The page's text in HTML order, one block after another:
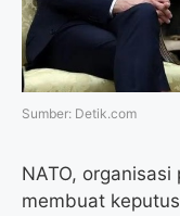
Sumber: Detik.com
NATO,
membuat